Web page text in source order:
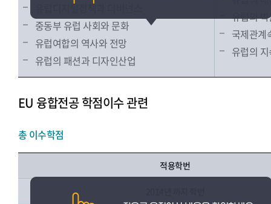
유럽디지털정책과 더버넌스
중동부 유럽 사회와 문화
유럽여합의 역사와 전망
유럽의 패션과 디자인산업
유럽의
국제관계
유럽의
EU 융합전공 학점이수 관련
총 이수학점
적용학번